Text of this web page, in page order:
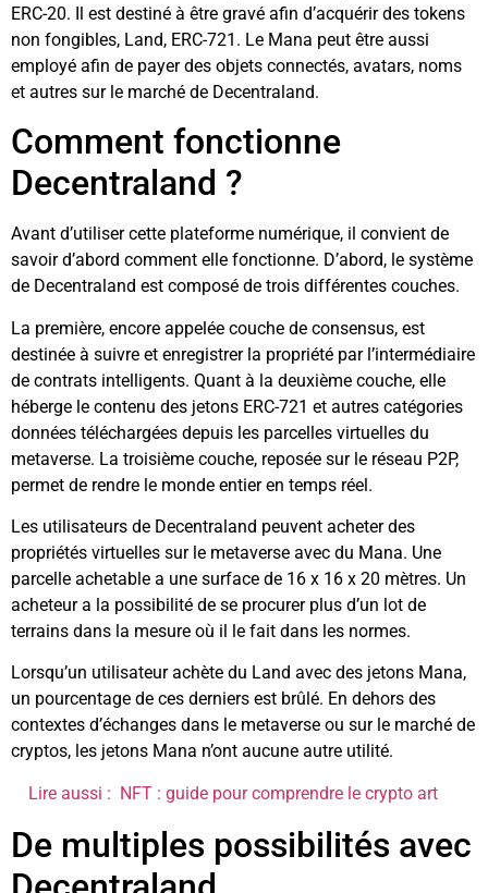
ERC-20. Il est destiné à être gravé afin d’acquérir des tokens
non fongibles, Land, ERC-721. Le Mana peut être aussi
employé afin de payer des objets connectés, avatars, noms
et autres sur le marché de Decentraland.
Comment fonctionne
Decentraland ?
Avant d’utiliser cette plateforme numérique, il convient de
savoir d’abord comment elle fonctionne. D’abord, le système
de Decentraland est composé de trois différentes couches.
La première, encore appelée couche de consensus, est
destinée à suivre et enregistrer la propriété par l’intermédiaire
de contrats intelligents. Quant à la deuxième couche, elle
héberge le contenu des jetons ERC-721 et autres catégories
données téléchargées depuis les parcelles virtuelles du
metaverse. La troisième couche, reposée sur le réseau P2P,
permet de rendre le monde entier en temps réel.
Les utilisateurs de Decentraland peuvent acheter des
propriétés virtuelles sur le metaverse avec du Mana. Une
parcelle achetable a une surface de 16 x 16 x 20 mètres. Un
acheteur a la possibilité de se procurer plus d’un lot de
terrains dans la mesure où il le fait dans les normes.
Lorsqu’un utilisateur achète du Land avec des jetons Mana,
un pourcentage de ces derniers est brûlé. En dehors des
contextes d’échanges dans le metaverse ou sur le marché de
cryptos, les jetons Mana n’ont aucune autre utilité.
Lire aussi : NFT : guide pour comprendre le crypto art
De multiples possibilités avec